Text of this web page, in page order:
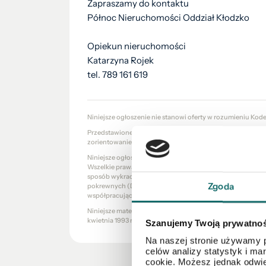
Zgoda
Szanujemy Twoją
Na naszej stronie używamy
celów analizy statystyk i
cookie. Możesz jednak
Zapraszamy do kontaktu
Północ Nieruchomości Oddział Kłodzko
Opiekun nieruchomości
Katarzyna Rojek
tel. 789 161 619
Niniejsze ogłoszenie nie stanowi oferty w rozumieniu
Przedstawione wizualizacje i grafiki mają charakter
zorientowanie się w ogólnym wyglądzie oferowanej
Niniejsze ogłoszenie wraz z jego elementami jest
Wszelkie prawa zastrzeżone. Kopiowanie,
sposób wykraczający poza dozwolony użytek określony
pokrewnych (Dz. U. 1994, nr 24 poz. 83 z późn. zm.) bez
współpracujących jest zabronione i może stanowić
Niniejsze materiały stanowią tajemnicę przedsiębiorstwa
kwietnia 1993 r. o zwalczaniu nieuczciwej konkurencji (Dz.